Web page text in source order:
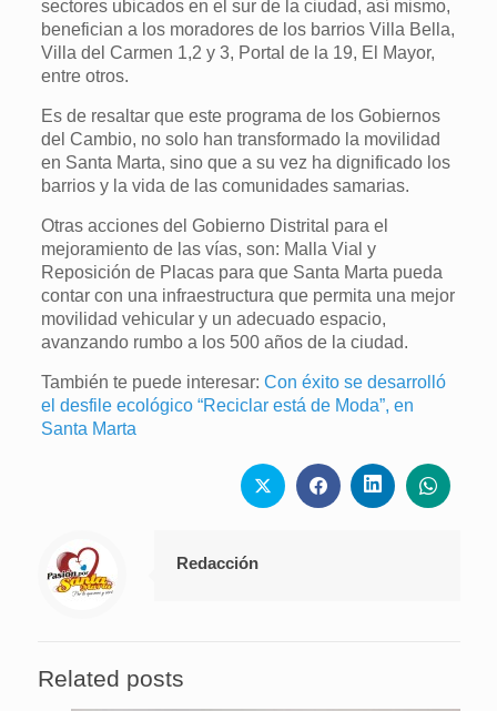
sectores ubicados en el sur de la ciudad, así mismo,
benefician a los moradores de los barrios Villa Bella,
Villa del Carmen 1,2 y 3, Portal de la 19, El Mayor,
entre otros.
Es de resaltar que este programa de los Gobiernos
del Cambio, no solo han transformado la movilidad
en Santa Marta, sino que a su vez ha dignificado los
barrios y la vida de las comunidades samarias.
Otras acciones del Gobierno Distrital para el
mejoramiento de las vías, son: Malla Vial y
Reposición de Placas para que Santa Marta pueda
contar con una infraestructura que permita una mejor
movilidad vehicular y un adecuado espacio,
avanzando rumbo a los 500 años de la ciudad.
También te puede interesar:Con éxito se desarrolló
el desfile ecológico “Reciclar está de Moda”, en
Santa Marta
Redacción
Related posts